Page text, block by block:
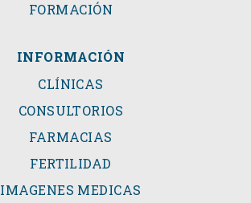
FORMACIÓN
INFORMACIÓN
CLÍNICAS
CONSULTORIOS
FARMACIAS
FERTILIDAD
IMAGENES MEDICAS